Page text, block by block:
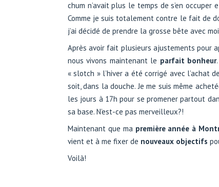
chum n’avait plus le temps de s’en occuper
Comme je suis totalement contre le fait de
j’ai décidé de prendre la grosse bête avec
Après avoir fait plusieurs ajustements pour
nous vivons maintenant le parfait bonheur
« slotch » l’hiver a été corrigé avec l’achat
soit, dans la douche. Je me suis même
les jours à 17h pour se promener partout
sa base. N’est-ce pas merveilleux?!
Maintenant que ma première année à
vient et à me fixer de nouveaux objectifs
Voilà!